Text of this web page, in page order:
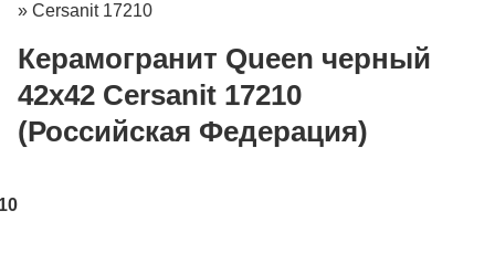
» Cersanit 17210
Керамогранит Queen черный
42x42 Cersanit 17210
(Российская Федерация)